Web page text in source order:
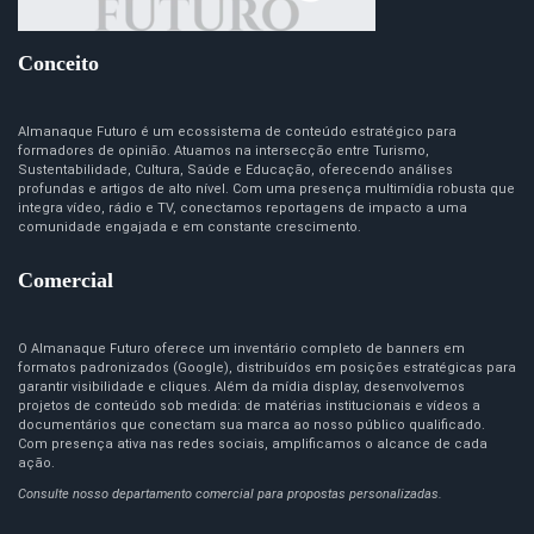
Conceito
Almanaque Futuro é um ecossistema de conteúdo estratégico para
formadores de opinião. Atuamos na intersecção entre Turismo,
Sustentabilidade, Cultura, Saúde e Educação, oferecendo análises
profundas e artigos de alto nível. Com uma presença multimídia robusta que
integra vídeo, rádio e TV, conectamos reportagens de impacto a uma
comunidade engajada e em constante crescimento.
Comercial
O Almanaque Futuro oferece um inventário completo de banners em
formatos padronizados (Google), distribuídos em posições estratégicas para
garantir visibilidade e cliques. Além da mídia display, desenvolvemos
projetos de conteúdo sob medida: de matérias institucionais e vídeos a
documentários que conectam sua marca ao nosso público qualificado.
Com presença ativa nas redes sociais, amplificamos o alcance de cada
ação.
Consulte nosso departamento comercial para propostas personalizadas.